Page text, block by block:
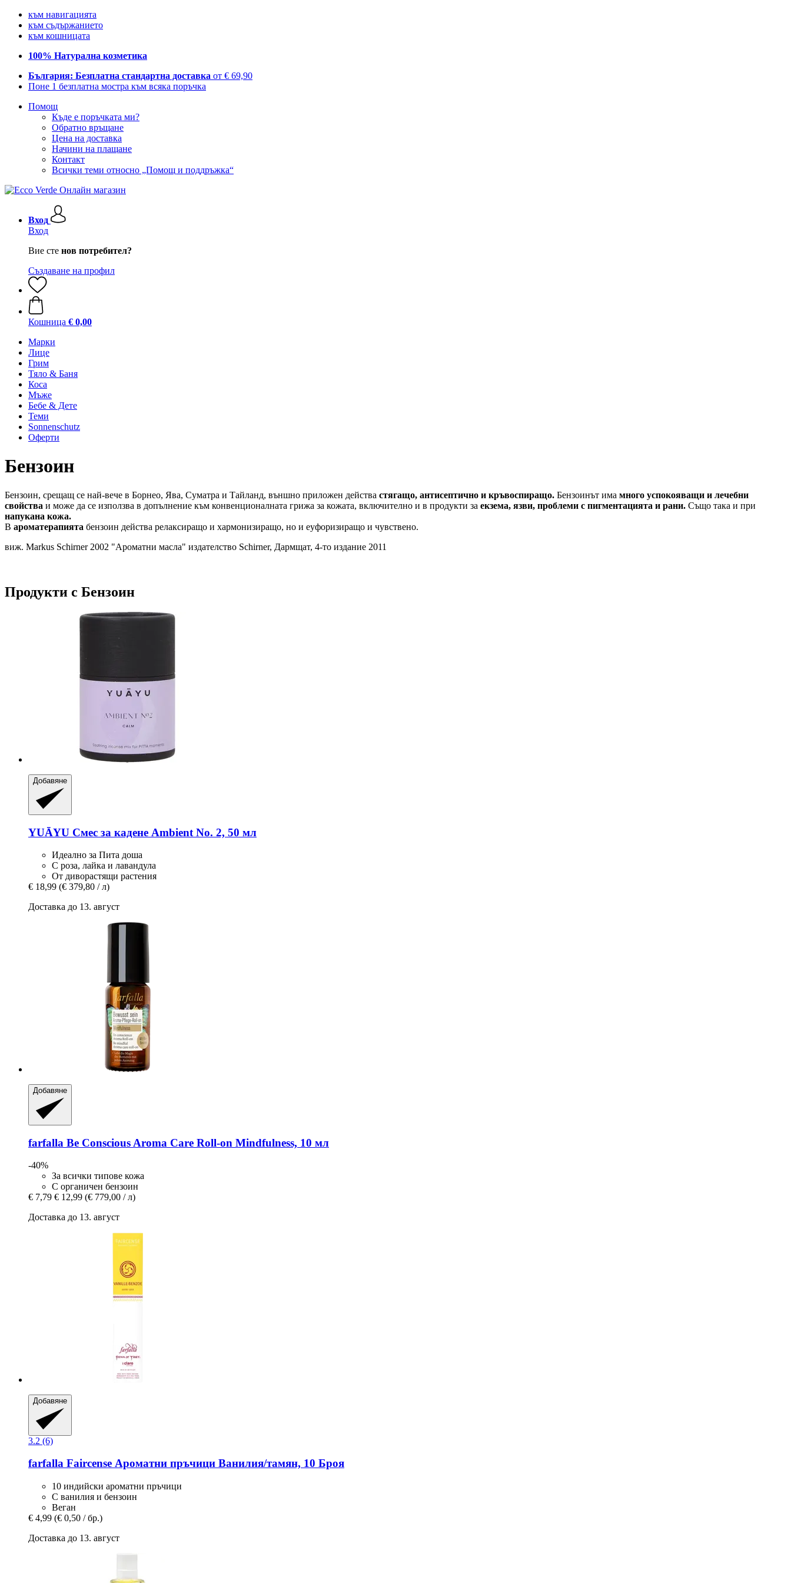
към навигацията
към съдържанието
към кошницата
100% Натурална козметика
България: Безплатна стандартна доставка от € 69,90
Поне 1 безплатна мостра към всяка поръчка
Помощ
Къде е поръчката ми?
Обратно връщане
Цена на доставка
Начини на плащане
Контакт
Всички теми относно „Помощ и поддръжка“
Вход
Вход
Вие сте нов потребител?
Създаване на профил
Кошница € 0,00
Марки
Лице
Грим
Тяло & Баня
Коса
Мъже
Бебе & Дете
Теми
Sonnenschutz
Оферти
Бензоин
Бензоин, срещащ се най-вече в Борнео, Ява, Суматра и Тайланд, външно приложен действа стягащо, антисептично и кръвоспиращо. Бензоинът има много успокояващи и лечебни
свойства и може да се използва в допълнение към конвенционалната грижа за кожата, включително и в продукти за екзема, язви, проблеми с пигментацията и рани. Също така и при
напукана кожа.
В ароматерапията бензоин действа релаксиращо и хармонизиращо, но и еуфоризиращо и чувствено.
виж. Markus Schirner 2002 "Ароматни масла" издателство Schirner, Дармщат, 4-то издание 2011
Продукти с Бензоин
Добавяне
YUĀYU Смес за кадене Ambient No. 2, 50 мл
Идеално за Пита доша
С роза, лайка и лавандула
От диворастящи растения
€ 18,99 (€ 379,80 / л)
Доставка до 13. август
Добавяне
farfalla Be Conscious Aroma Care Roll-​on Mindfulness, 10 мл
-40%
За всички типове кожа
С органичен бензоин
€ 7,79 € 12,99 (€ 779,00 / л)
Доставка до 13. август
Добавяне
3.2 (6)
farfalla Faircense Ароматни пръчици Ванилия/тамян, 10 Броя
10 индийски ароматни пръчици
С ванилия и бензоин
Веган
€ 4,99 (€ 0,50 / бр.)
Доставка до 13. август